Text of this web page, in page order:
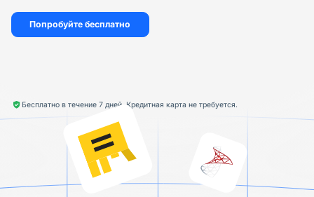
Попробуйте бесплатно
Бесплатно в течение 7 дней. Кредитная карта не требуется.